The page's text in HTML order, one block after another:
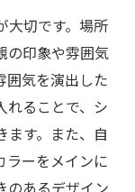
大切です。場所
の印象や雰囲気
囲気を演出した
れることで、シ
ます。また、自
ラーをメインに